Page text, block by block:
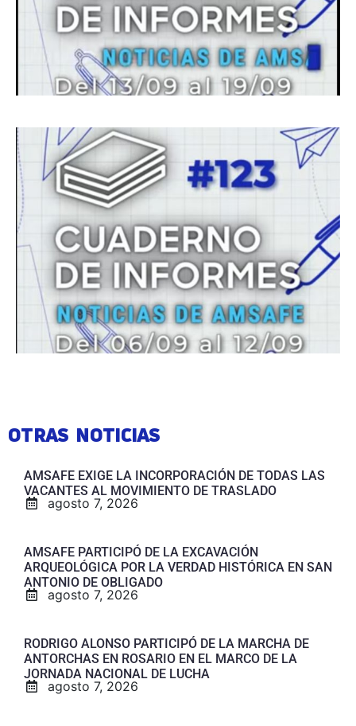
OTRAS NOTICIAS
AMSAFE EXIGE LA INCORPORACIÓN DE TODAS LAS
VACANTES AL MOVIMIENTO DE TRASLADO
agosto 7, 2026
AMSAFE PARTICIPÓ DE LA EXCAVACIÓN
ARQUEOLÓGICA POR LA VERDAD HISTÓRICA EN SAN
ANTONIO DE OBLIGADO
agosto 7, 2026
RODRIGO ALONSO PARTICIPÓ DE LA MARCHA DE
ANTORCHAS EN ROSARIO EN EL MARCO DE LA
JORNADA NACIONAL DE LUCHA
agosto 7, 2026